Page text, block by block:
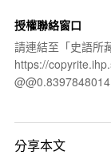
授權聯絡窗口
請連結至「史語所
https://
分享本文